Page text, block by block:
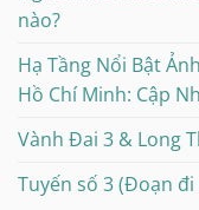
nào?
Hạ Tầng Nổi Bật
Hồ Chí Minh: Cập
Vành Đai 3 & Long
Tuyến số 3 (Đoạn